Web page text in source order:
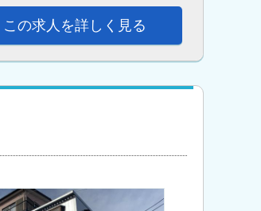
この求人を詳しく見る